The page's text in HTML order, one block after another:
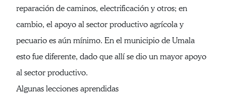
reparación de caminos, electrificación y otros; en
cambio, el apoyo al sector productivo agrícola y
pecuario es aún mínimo. En el municipio de Umala
esto fue diferente, dado que allí se dio un mayor apoyo
al sector productivo.
Algunas lecciones aprendidas